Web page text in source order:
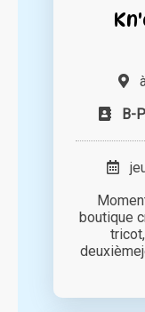
B-
boutique